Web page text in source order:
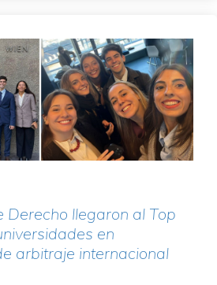
Derecho llegaron al Top
en
arbitraje internacional